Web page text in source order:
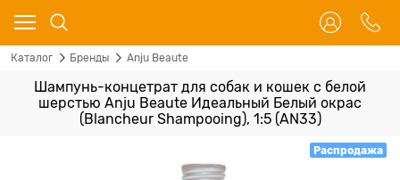
Каталог Бренды Anju Beaute
Шампунь-концетрат для собак и кошек с белой
шерстью Anju Beaute Идеальный Белый окрас
(Blancheur Shampooing), 1:5 (AN33)
Распродажа